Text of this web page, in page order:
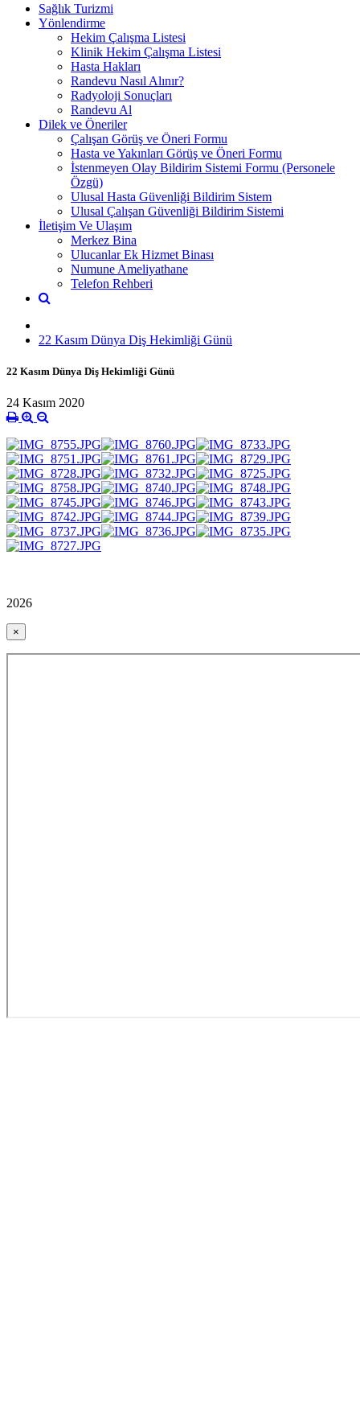
Sağlık Turizmi
Yönlendirme
Hekim Çalışma Listesi
Klinik Hekim Çalışma Listesi
Hasta Hakları
Randevu Nasıl Alınır?
Radyoloji Sonuçları
Randevu Al
Dilek ve Öneriler
Çalışan Görüş ve Öneri Formu
Hasta ve Yakınları Görüş ve Öneri Formu
İstenmeyen Olay Bildirim Sistemi Formu (Personele
Özgü)
Ulusal Hasta Güvenliği Bildirim Sistem
Ulusal Çalışan Güvenliği Bildirim Sistemi
İletişim Ve Ulaşım
Merkez Bina
Ulucanlar Ek Hizmet Binası
Numune Ameliyathane
Telefon Rehberi
22 Kasım Dünya Diş Hekimliği Günü
22 Kasım Dünya Diş Hekimliği Günü
24 Kasım 2020
2026
×